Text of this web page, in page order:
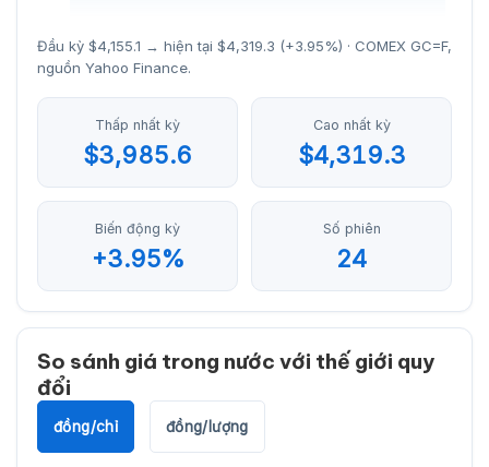
Đầu kỳ $4,155.1 → hiện tại $4,319.3 (+3.95%) · COMEX GC=F,
nguồn Yahoo Finance.
Thấp nhất kỳ
$3,985.6
Cao nhất kỳ
$4,319.3
Biến động kỳ
+3.95%
Số phiên
24
So sánh giá trong nước với thế giới quy
đổi
đồng/chỉ đồng/lượng